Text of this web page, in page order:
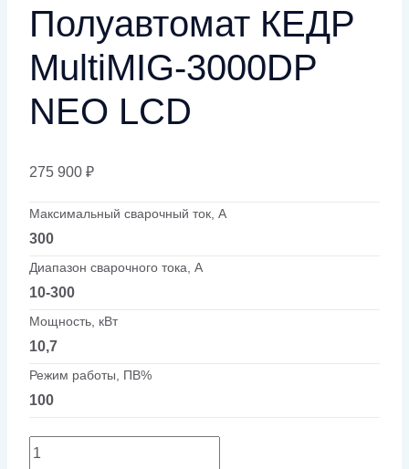
Полуавтомат КЕДР
MultiMIG-3000DP
NEO LCD
275 900 ₽
Максимальный сварочный ток, А
300
Диапазон сварочного тока, А
10-300
Мощность, кВт
10,7
Режим работы, ПВ%
100
Количество